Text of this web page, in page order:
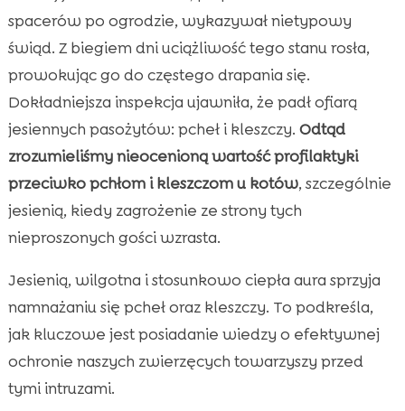
dla kotów?
 Jak rozpoznać pchły u kota?
 Jak rozpoznać kleszcze u kota?
 Naturalne metody ochrony przed pchłami i
kleszczami
 Skuteczne środki farmakologiczne
 Jakie zagrożenia niosą ze sobą pchły?
 Jakie zagrożenia niosą ze sobą kleszcze?
 Regularne przeglądy zdrowia kota
kota
Wybierz odpowiednią ściółkę dla kota
Jakie objawy powinny nas zaniepokoić?
Pierwsze kroki po ugryzieniu kleszcza
Jak zabezpieczyć dom przed pchłami i
spacerów po ogrodzie, wykazywał nietypowy
świąd. Z biegiem dni uciążliwość tego stanu rosła,
prowokując go do częstego drapania się.
Dokładniejsza inspekcja ujawniła, że padł ofiarą
jesiennych pasożytów: pcheł i kleszczy. Odtąd
zrozumieliśmy nieocenioną wartość profilaktyki
przeciwko pchłom i kleszczom u kotów, szczególnie
jesienią, kiedy zagrożenie ze strony tych
nieproszonych gości wzrasta.
Jesienią, wilgotna i stosunkowo ciepła aura sprzyja
namnażaniu się pcheł oraz kleszczy. To podkreśla,
jak kluczowe jest posiadanie wiedzy o efektywnej
ochronie naszych zwierzęcych towarzyszy przed
tymi intruzami.